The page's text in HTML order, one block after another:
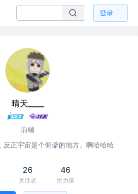
登录
晴天____
前端
反正宇宙是个偏僻的地方。啊哈哈哈
26
关注者
46
掘力值